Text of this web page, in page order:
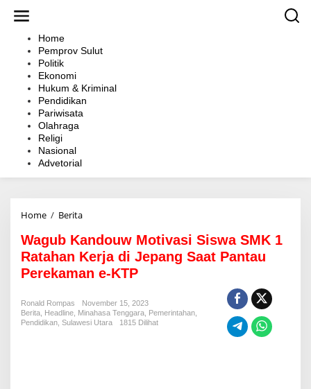
Home
Pemprov Sulut
Politik
Ekonomi
Hukum & Kriminal
Pendidikan
Pariwisata
Olahraga
Religi
Nasional
Advetorial
Home / Berita
g
u
b
K
n
d
o
Wagub Kandouw Motivasi Siswa SMK 1
Ratahan Kerja di Jepang Saat Pantau
Perekaman e-KTP
Ronald Rompas
November 15, 2023
Berita Headline Minahasa Tenggara Pemerintahan
Pendidikan Sulawesi Utara 1815 Dilihat